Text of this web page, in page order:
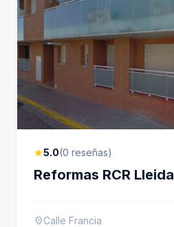
star5.0(0 reseñas)
Reformas RCR Lleida
location_onCalle Francia